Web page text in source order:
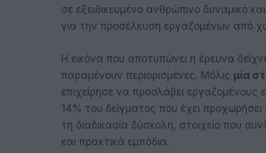
σε εξειδικευμένο ανθρώπινο δυναμικό
για την προσέλκυση εργαζομένων από
Η εικόνα που αποτυπώνει η έρευνα
παραμένουν περιορισμένες. Μόλις μία
επιχείρησε να προσλάβει
14% του δείγματος που έχει
τη διαδικασία δύσκολη, στοιχείο που
και πρακτικά εμπόδια.